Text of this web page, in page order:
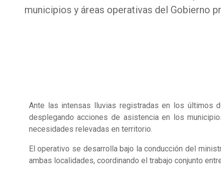
municipios y áreas operativas del Gobierno
Ante las intensas lluvias registradas en los últimos
desplegando acciones de asistencia en los
necesidades relevadas en territorio.
El operativo se desarrolla bajo la conducción del
ambas localidades, coordinando el trabajo conjunto